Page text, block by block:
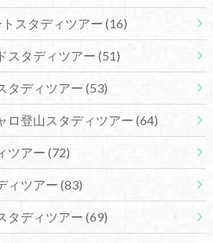
スタディツアー (16)
スタディツアー (51)
タディツアー (53)
ロ登山スタディツアー (64)
ツアー (72)
ィツアー (83)
タディツアー (69)